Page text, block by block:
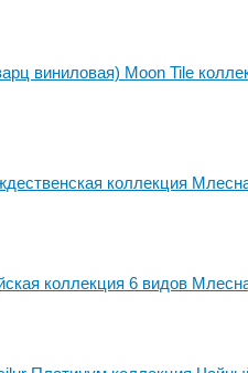
виниловая) Moon Tile
коллекция
коллекция 6 видов